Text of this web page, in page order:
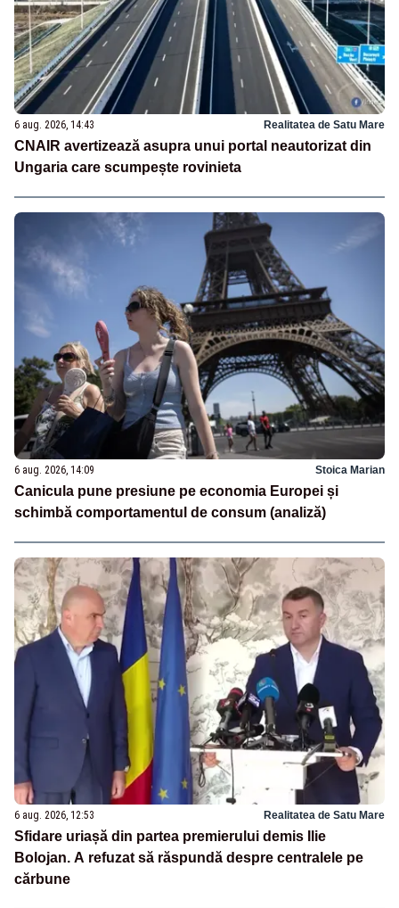
6 aug. 2026, 14:43 Realitatea de Satu Mare
CNAIR avertizează asupra unui portal neautorizat din
Ungaria care scumpește rovinieta
6 aug. 2026, 14:09 Stoica Marian
Canicula pune presiune pe economia Europei și
schimbă comportamentul de consum (analiză)
6 aug. 2026, 12:53 Realitatea de Satu Mare
Sfidare uriașă din partea premierului demis Ilie
Bolojan. A refuzat să răspundă despre centralele pe
cărbune